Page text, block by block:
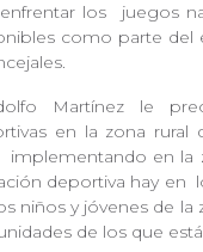
los
juegos
como parte del
Martínez le
en la zona rural
implementando en la
deportiva hay en
niños y jóvenes de la
de los que